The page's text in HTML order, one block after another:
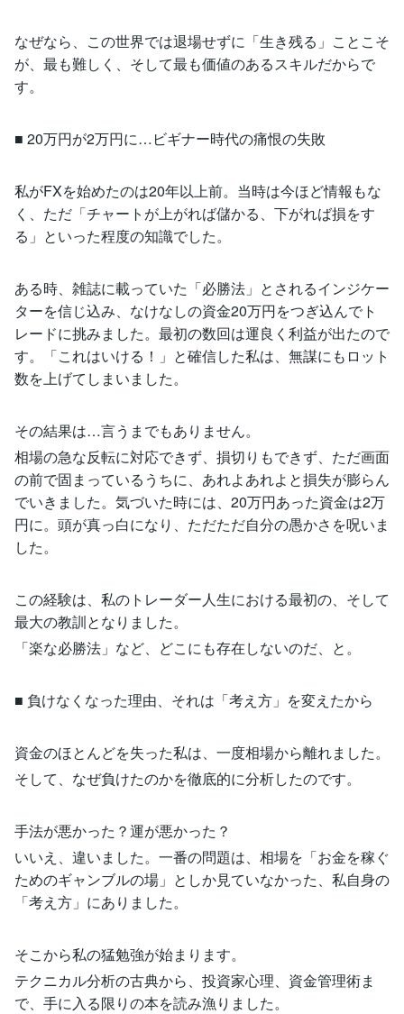
なぜなら、この世界では退場せずに「生き残る」ことこそ
が、最も難しく、そして最も価値のあるスキルだからで
す。
■ 20万円が2万円に…ビギナー時代の痛恨の失敗
私がFXを始めたのは20年以上前。当時は今ほど情報もな
く、ただ「チャートが上がれば儲かる、下がれば損をす
る」といった程度の知識でした。
ある時、雑誌に載っていた「必勝法」とされるインジケー
ターを信じ込み、なけなしの資金20万円をつぎ込んでト
レードに挑みました。最初の数回は運良く利益が出たので
す。「これはいける！」と確信した私は、無謀にもロット
数を上げてしまいました。
その結果は…言うまでもありません。
相場の急な反転に対応できず、損切りもできず、ただ画面
の前で固まっているうちに、あれよあれよと損失が膨らん
でいきました。気づいた時には、20万円あった資金は2万
円に。頭が真っ白になり、ただただ自分の愚かさを呪いま
した。
この経験は、私のトレーダー人生における最初の、そして
最大の教訓となりました。
「楽な必勝法」など、どこにも存在しないのだ、と。
■ 負けなくなった理由、それは「考え方」を変えたから
資金のほとんどを失った私は、一度相場から離れました。
そして、なぜ負けたのかを徹底的に分析したのです。
手法が悪かった？運が悪かった？
いいえ、違いました。一番の問題は、相場を「お金を稼ぐ
ためのギャンブルの場」としか見ていなかった、私自身の
「考え方」にありました。
そこから私の猛勉強が始まります。
テクニカル分析の古典から、投資家心理、資金管理術ま
で、手に入る限りの本を読み漁りました。